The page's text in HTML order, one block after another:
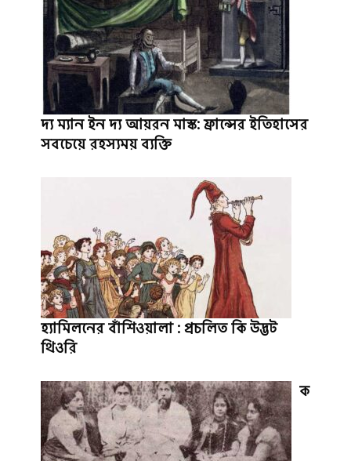
দ্য ম্যান ইন দ্য আয়রন মাস্ক: ফ্রান্সের ইতিহাসের
সবচেয়ে রহস্যময় ব্যক্তি
হ্যামিলনের বাঁশিওয়ালা : প্রচলিত কি উদ্ভট
থিওরি
ক